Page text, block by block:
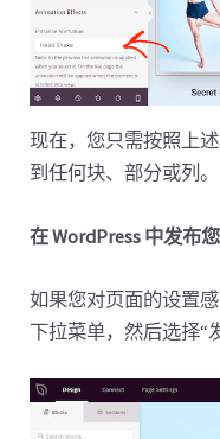
现在，您只需按照上
到任何块、部分或列。
在 WordPress 中发布
如果您对页面的设置
下拉菜单，然后选择“